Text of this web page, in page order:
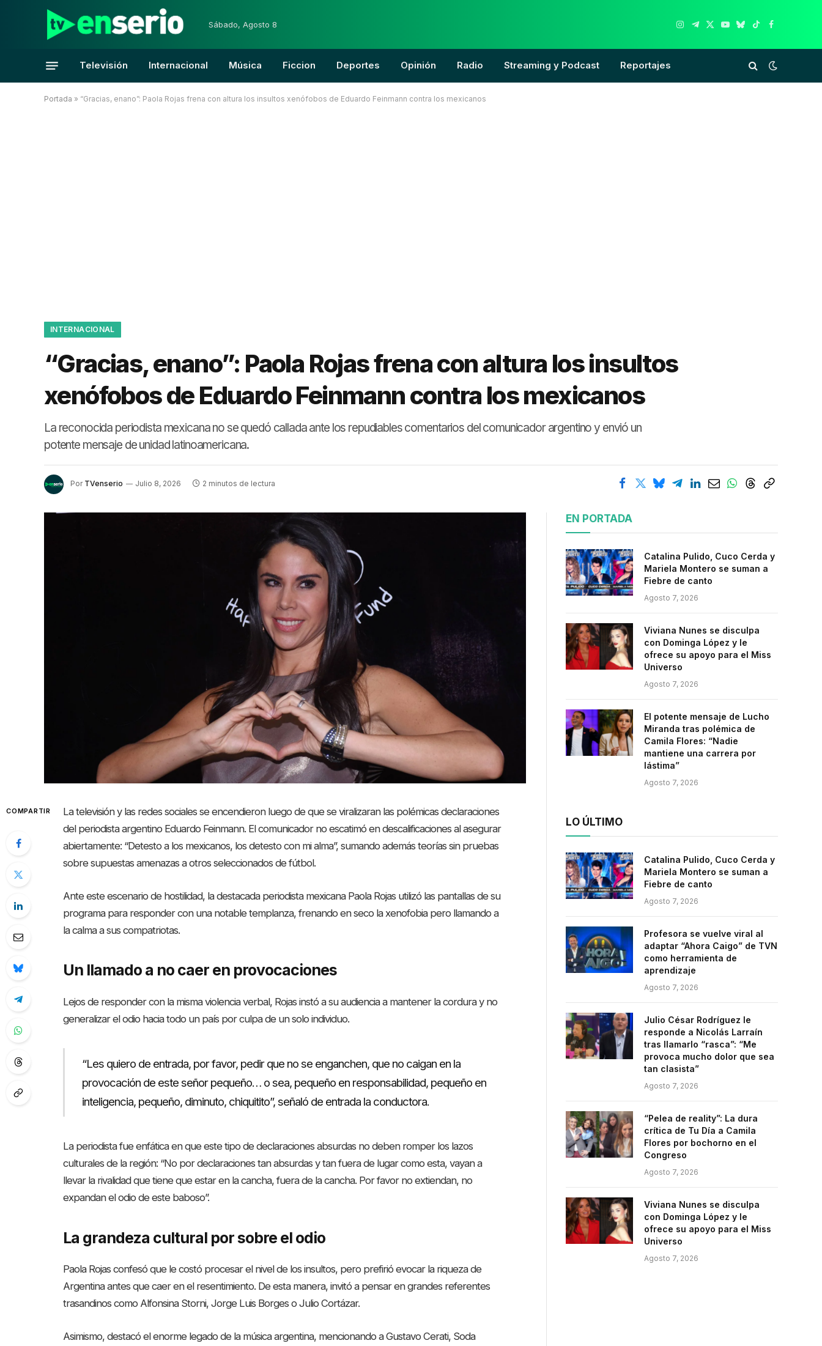
Sábado, Agosto 8
Instagram
Telegram
X
YouTube
Bluesky
TikTokFacebook
Televisión Internacional Música Ficcion Deportes Opinión Radio Streaming y Podcast Reportajes
Portada » “Gracias, enano”: Paola Rojas frena con altura los insultos xenófobos de Eduardo Feinmann contra los mexicanos
INTERNACIONAL
“Gracias, enano”: Paola Rojas frena con altura los insultos
xenófobos de Eduardo Feinmann contra los mexicanos
La reconocida periodista mexicana no se quedó callada ante los repudiables comentarios del comunicador argentino y envió un
potente mensaje de unidad latinoamericana.
Por TVenserio Julio 8, 2026 2 minutos de lectura
COMPARTIR
La televisión y las redes sociales se encendieron luego de que se viralizaran las polémicas declaraciones
del periodista argentino Eduardo Feinmann. El comunicador no escatimó en descalificaciones al asegurar
abiertamente: “Detesto a los mexicanos, los detesto con mi alma”, sumando además teorías sin pruebas
sobre supuestas amenazas a otros seleccionados de fútbol.
Ante este escenario de hostilidad, la destacada periodista mexicana Paola Rojas utilizó las pantallas de su
programa para responder con una notable templanza, frenando en seco la xenofobia pero llamando a
la calma a sus compatriotas.
Un llamado a no caer en provocaciones
Lejos de responder con la misma violencia verbal, Rojas instó a su audiencia a mantener la cordura y no
generalizar el odio hacia todo un país por culpa de un solo individuo.
“Les quiero de entrada, por favor, pedir que no se enganchen, que no caigan en la
provocación de este señor pequeño… o sea, pequeño en responsabilidad, pequeño en
inteligencia, pequeño, diminuto, chiquitito”, señaló de entrada la conductora.
La periodista fue enfática en que este tipo de declaraciones absurdas no deben romper los lazos
culturales de la región: “No por declaraciones tan absurdas y tan fuera de lugar como esta, vayan a
llevar la rivalidad que tiene que estar en la cancha, fuera de la cancha. Por favor no extiendan, no
expandan el odio de este baboso”.
La grandeza cultural por sobre el odio
Paola Rojas confesó que le costó procesar el nivel de los insultos, pero prefirió evocar la riqueza de
Argentina antes que caer en el resentimiento. De esta manera, invitó a pensar en grandes referentes
trasandinos como Alfonsina Storni, Jorge Luis Borges o Julio Cortázar.
Asimismo, destacó el enorme legado de la música argentina, mencionando a Gustavo Cerati, Soda
EN PORTADA
Catalina Pulido, Cuco Cerda y
Mariela Montero se suman a
Fiebre de canto
Agosto 7, 2026
Viviana Nunes se disculpa
con Dominga López y le
ofrece su apoyo para el Miss
Universo
Agosto 7, 2026
El potente mensaje de Lucho
Miranda tras polémica de
Camila Flores: “Nadie
mantiene una carrera por
lástima”
Agosto 7, 2026
LO ÚLTIMO
Catalina Pulido, Cuco Cerda y
Mariela Montero se suman a
Fiebre de canto
Agosto 7, 2026
Profesora se vuelve viral al
adaptar “Ahora Caigo” de TVN
como herramienta de
aprendizaje
Agosto 7, 2026
Julio César Rodríguez le
responde a Nicolás Larraín
tras llamarlo “rasca”: “Me
provoca mucho dolor que sea
tan clasista”
Agosto 7, 2026
“Pelea de reality”: La dura
crítica de Tu Día a Camila
Flores por bochorno en el
Congreso
Agosto 7, 2026
Viviana Nunes se disculpa
con Dominga López y le
ofrece su apoyo para el Miss
Universo
Agosto 7, 2026